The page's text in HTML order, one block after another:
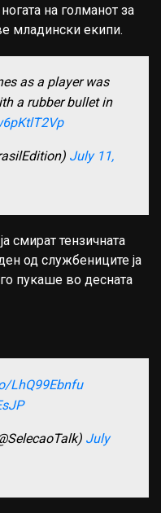
на голманот за
младински екипи.
as a player was
a rubber bullet in
July 11,
смират тензичната
од службениците ја
пукаше во десната
LhQ99Ebnfu
July